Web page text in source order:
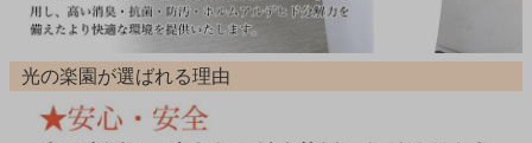
光の楽園が選ばれる理由